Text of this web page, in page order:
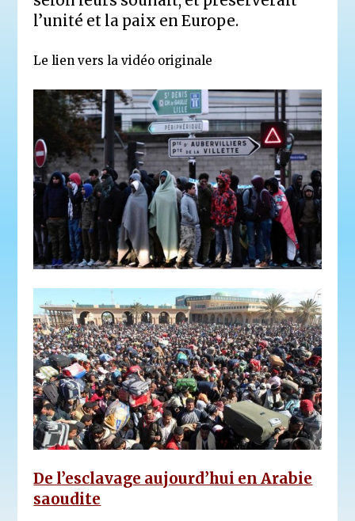
l’unité et la paix en Europe.
Le lien vers la vidéo originale
De l’esclavage aujourd’hui en Arabie
saoudite